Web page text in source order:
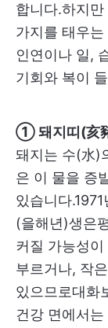
합니다.하지
가지를 태우
인연이나 일,
기회와 복이
① 돼지띠(亥
돼지는 수(水)
은 이 물을 증
있습니다
(을해년)생은
커질 가능성
부르거나, 작
있으므로대화
건강 면에서